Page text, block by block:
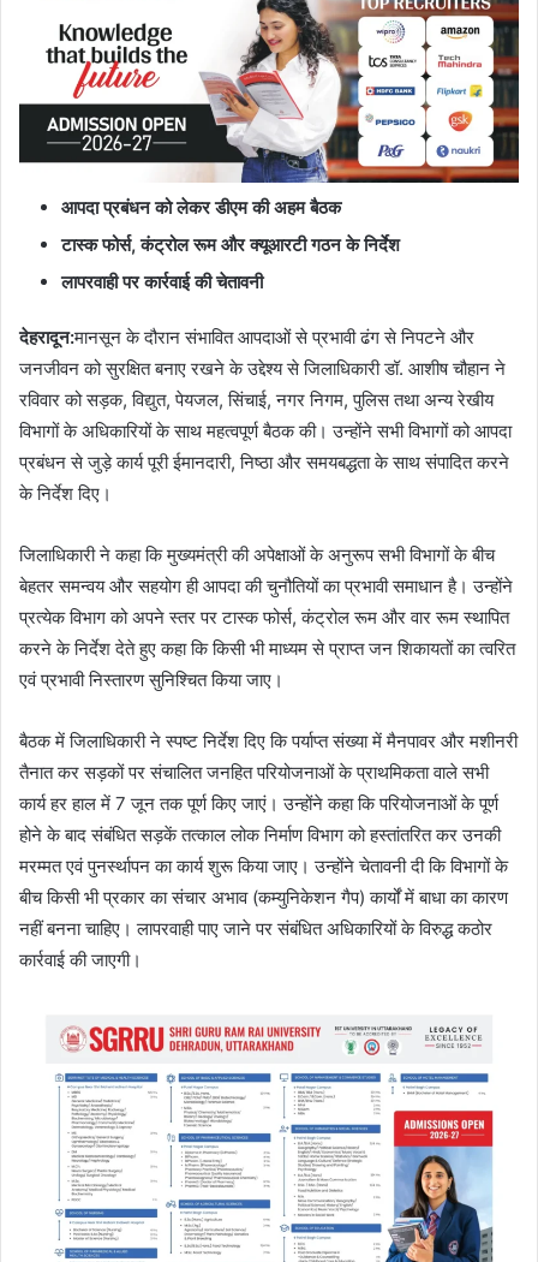
आपदा प्रबंधन को लेकर डीएम की अहम बैठक
टास्क फोर्स, कंट्रोल रूम और क्यूआरटी गठन के निर्देश
लापरवाही पर कार्रवाई की चेतावनी
देहरादून:मानसून के दौरान संभावित आपदाओं से प्रभावी ढंग से निपटने और
जनजीवन को सुरक्षित बनाए रखने के उद्देश्य से जिलाधिकारी डॉ. आशीष चौहान ने
रविवार को सड़क, विद्युत, पेयजल, सिंचाई, नगर निगम, पुलिस तथा अन्य रेखीय
विभागों के अधिकारियों के साथ महत्वपूर्ण बैठक की। उन्होंने सभी विभागों को आपदा
प्रबंधन से जुड़े कार्य पूरी ईमानदारी, निष्ठा और समयबद्धता के साथ संपादित करने
के निर्देश दिए।
जिलाधिकारी ने कहा कि मुख्यमंत्री की अपेक्षाओं के अनुरूप सभी विभागों के बीच
बेहतर समन्वय और सहयोग ही आपदा की चुनौतियों का प्रभावी समाधान है। उन्होंने
प्रत्येक विभाग को अपने स्तर पर टास्क फोर्स, कंट्रोल रूम और वार रूम स्थापित
करने के निर्देश देते हुए कहा कि किसी भी माध्यम से प्राप्त जन शिकायतों का त्वरित
एवं प्रभावी निस्तारण सुनिश्चित किया जाए।
बैठक में जिलाधिकारी ने स्पष्ट निर्देश दिए कि पर्याप्त संख्या में मैनपावर और मशीनरी
तैनात कर सड़कों पर संचालित जनहित परियोजनाओं के प्राथमिकता वाले सभी
कार्य हर हाल में 7 जून तक पूर्ण किए जाएं। उन्होंने कहा कि परियोजनाओं के पूर्ण
होने के बाद संबंधित सड़कें तत्काल लोक निर्माण विभाग को हस्तांतरित कर उनकी
मरम्मत एवं पुनर्स्थापन का कार्य शुरू किया जाए। उन्होंने चेतावनी दी कि विभागों के
बीच किसी भी प्रकार का संचार अभाव (कम्युनिकेशन गैप) कार्यों में बाधा का कारण
नहीं बनना चाहिए। लापरवाही पाए जाने पर संबंधित अधिकारियों के विरुद्ध कठोर
कार्रवाई की जाएगी।